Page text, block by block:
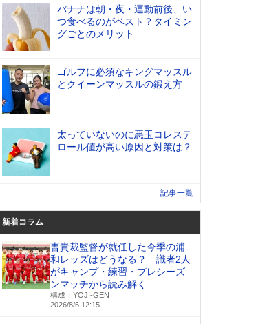
バナナは朝・夜・運動前後、い
つ食べるのがベスト？タイミン
グごとのメリット
ゴルフに必須なキングマッスル
とクイーンマッスルの鍛え方
太っていないのに悪玉コレステ
ロール値が高い原因と対策は？
記事一覧
新着コラム
曺貴裁監督が就任した今季の浦
和レッズはどうなる？ 識者2人
がキャンプ・練習・プレシーズ
ンマッチから読み解く
構成：YOJI-GEN
2026/8/6 12:15